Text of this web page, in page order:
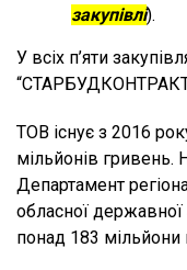
закупівлі).
У всіх п’яти
ТОВ існує з 2016
мільйонів
Департамент
обласної державної
понад 183 мільйони